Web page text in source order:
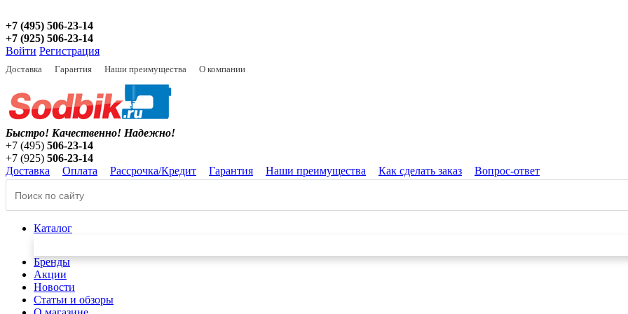
+7 (495) 506-23-14
+7 (925) 506-23-14
Войти Регистрация
Доставка Гарантия Наши преимущества О компании
Быстро! Качественно! Надежно!
+7 (495) 506-23-14
+7 (925) 506-23-14
Доставка
Оплата Рассрочка/Кредит Гарантия Наши преимущества Как сделать заказ Вопрос-ответ
Каталог
Бренды
Акции
Новости
Статьи и обзоры